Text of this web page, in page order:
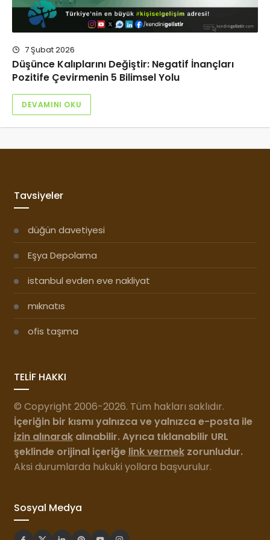
7 Şubat 2026
Düşünce Kalıplarını Değiştir: Negatif İnançları
Pozitife Çevirmenin 5 Bilimsel Yolu
DEVAMINI OKU
Tavsiyeler
düğün davetiyesi
Eşya Depolama
istanbul evden eve nakliyat
mıknatıs
ofis taşıma
TELİF HAKKI
© Copyright 2006-2026. Tüm hakları saklıdır.
İçeriğin bir kısmı yalnızca ve yalnızca e-posta ile
izin alınarakalınabilir. Ayrıca tıklanabilir URL
şeklinde orijinal içeriğe link vermekzorunludur.
Aksi durumlarda hukuki yollara başvurulur.
Sosyal Medya